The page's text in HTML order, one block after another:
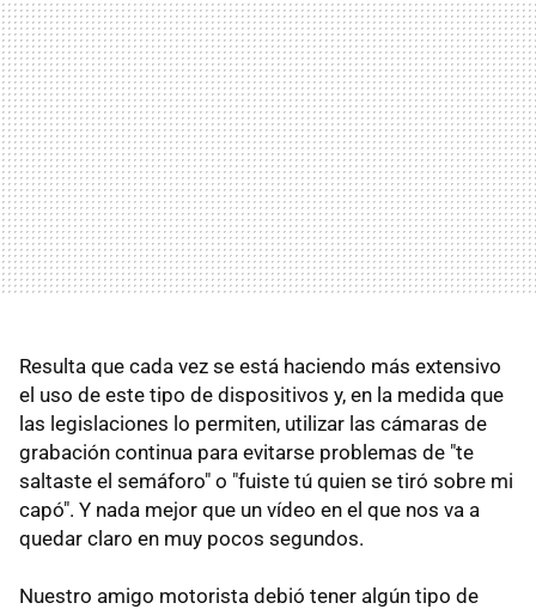
Resulta que cada vez se está haciendo más extensivo
el uso de este tipo de dispositivos y, en la medida que
las legislaciones lo permiten, utilizar las cámaras de
grabación continua para evitarse problemas de "te
saltaste el semáforo" o "fuiste tú quien se tiró sobre mi
capó". Y nada mejor que un vídeo en el que nos va a
quedar claro en muy pocos segundos.
Nuestro amigo motorista debió tener algún tipo de